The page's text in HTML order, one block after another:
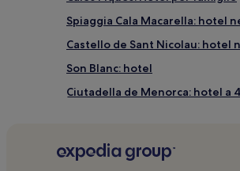
Spiaggia Cala Macarella: hotel
Castello de Sant Nicolau: hotel
Son Blanc: hotel
Ciutadella de Menorca: hotel a
Faro di Ciutadella: hotel nelle